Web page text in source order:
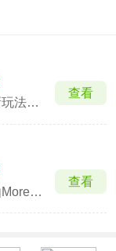
马赛克英雄手游是一款全新玩法的放置像素风RPG手游，这次带来的也正是游戏的国际服版本，玩家可以在这里与来自亚洲地区的玩家共同组队冒险、PK竞技、交流玩法。作为魔兔网络在《乱斗堂》后的又一全新力作，游戏以偏日式王道的主线为核心，搭配精致复古的像素风，虽然游戏整体为像素，但当进
查看
马赛克英雄国际服手游是由More2Game制作推出的一款高福利像素风的放置RPG手游，相较于国内版而言，更新速度更快，大家可以提前体验游戏推出的最新玩法，以及支持中文、英文等多种语言系统，供大家自由选择，还能与国外玩家一起游玩。
查看